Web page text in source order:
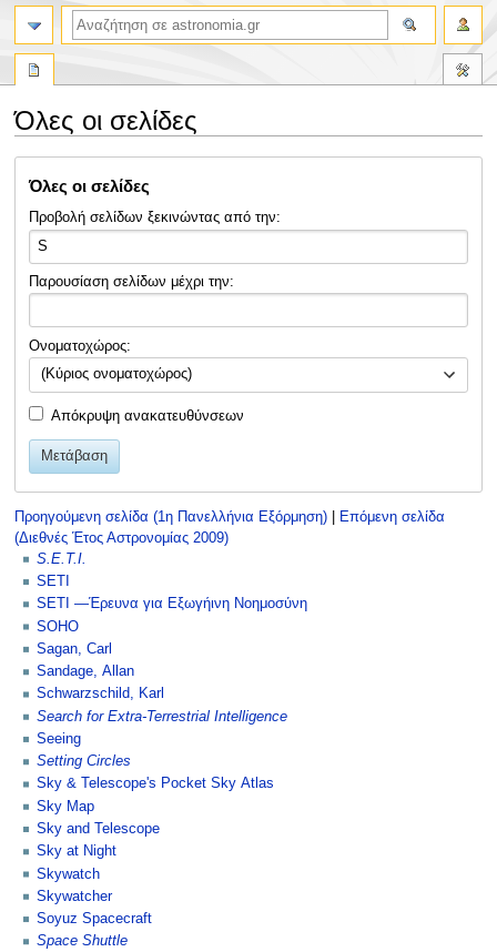
Όλες οι σελίδες
στην
στηνΌλες οι σελίδες
Προβολή σελίδων ξεκινώντας από την:
Παρουσίαση σελίδων μέχρι την:
Ονοματοχώρος:
(Κύριος ονοματοχώρος)
Απόκρυψη ανακατευθύνσεων
Μετάβαση
Προηγούμενη σελίδα (1η Πανελλήνια Εξόρμηση)|
Επόμενη σελίδα
(Διεθνές Έτος Αστρονομίας 2009)
S.E.T.I.
SETI
SETI —Έρευνα για Eξωγήινη Nοημοσύνη
SOHO
Sagan, Carl
Sandage, Allan
Schwarzschild, Karl
Search for Extra-Terrestrial Intelligence
Seeing
Setting Circles
Sky & Telescope's Pocket Sky Atlas
Sky Map
Sky and Telescope
Sky at Night
Skywatch
Skywatcher
Soyuz Spacecraft
Space Shuttle
αναζήτηση